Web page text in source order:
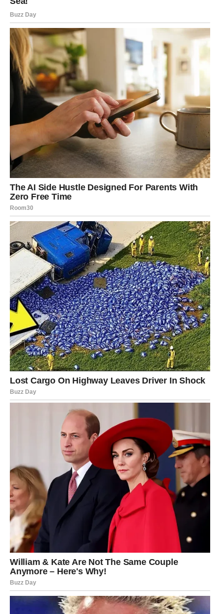
Ljubavna situacija dobija potpuno novi pravac. Neko
otkriva svoje emocije.
Kako utiče na vas?
Planovi koje ste imali mogli bi se značajno promijeniti.
ŠKORPIJA
Vijest koja dolazi
Jedna istina izlazi na vidjelo i daje vam odgovore koje
dugo tražite.
Kako utiče na vas?
Konačno znate kome možete vjerovati.
STRIJELAC
Vijest koja dolazi
Strijelac je među znakovima kojima dolazi najvažnija
vijest u narednom periodu. Moguće je saznanje vezano
za posao, novac ili veliku priliku koja se pojavljuje
Kako utiče na vas?
Mnogi planovi se mijenjaju jer pred vama stoji mnogo
bolja opcija od one koju ste do sada razmatrali.
JARAC
Vijest koja dolazi
Jedna osoba ili događaj donosi vam potvrdu da ste bili na